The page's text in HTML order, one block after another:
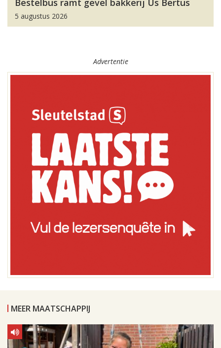
Bestelbus ramt gevel bakkerij Us Bertus
5 augustus 2026
Advertentie
MEER MAATSCHAPPIJ